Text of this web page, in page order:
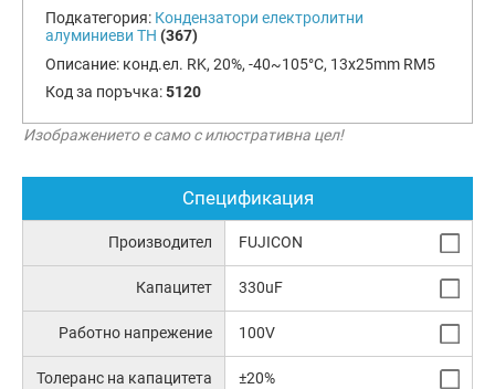
Подкатегория: Кондензатори електролитни
алуминиеви TH (367)
Описание: конд.ел. RK, 20%, -40~105°C, 13x25mm RM5
Код за поръчка:5120
Изображението е само с илюстративна цел!
Спецификация
Производител FUJICON
Капацитет 330uF
Работно напрежение 100V
Толеранс на капацитета ±20%